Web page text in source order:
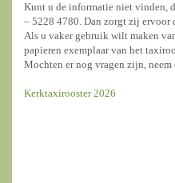
Kunt u de informatie niet vinden,
– 5228 4780. Dan zorgt zij
Als u vaker gebruik wilt maken
papieren exemplaar van het
Mochten er nog vragen zijn,
Kerktaxirooster 2026